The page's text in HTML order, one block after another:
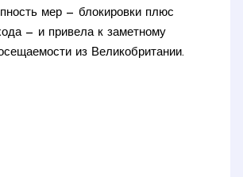
мер — блокировки плюс
— и привела к заметному
из Великобритании.